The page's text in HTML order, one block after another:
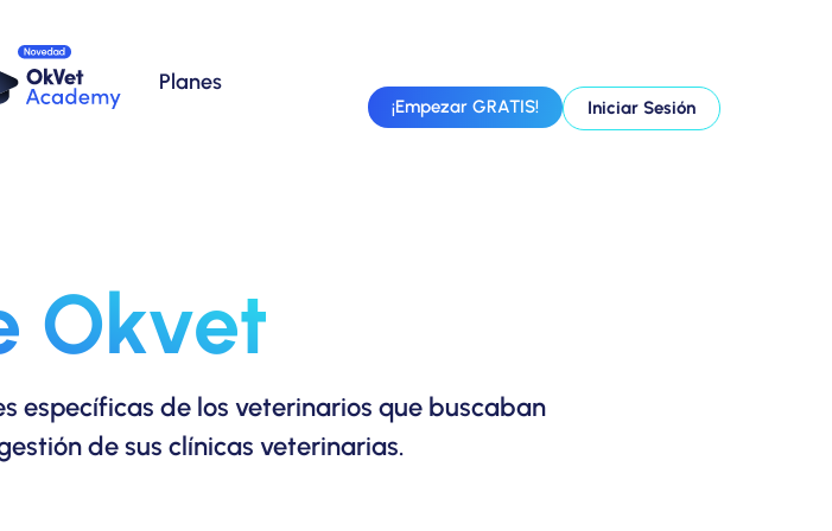
Planes
¡Empezar GRATIS! Iniciar Sesión
Okvet
específicas de los veterinarios que buscaban
de sus clínicas veterinarias.